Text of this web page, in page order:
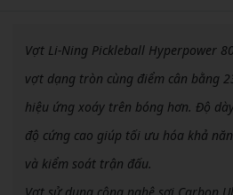
Vợt Li-Ning Pickleball Hyperpower
vợt dạng tròn cùng điểm cân bằng
hiệu ứng xoáy trên bóng hơn. Độ
độ cứng cao giúp tối ưu hóa khả
và kiểm soát trận đấu.